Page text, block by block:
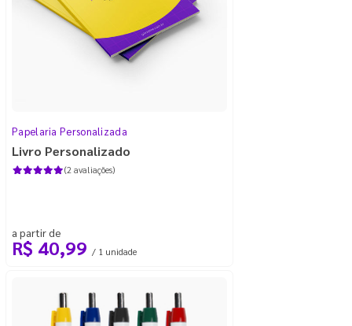
Papelaria Personalizada
Livro Personalizado
(2 avaliações)
a partir de
R$ 40,99 / 1 unidade